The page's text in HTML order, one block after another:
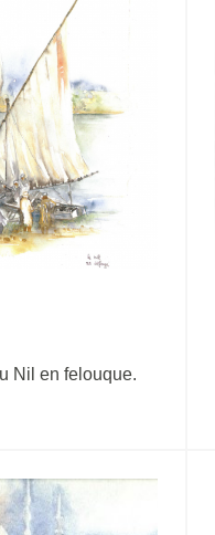
Nil en felouque.